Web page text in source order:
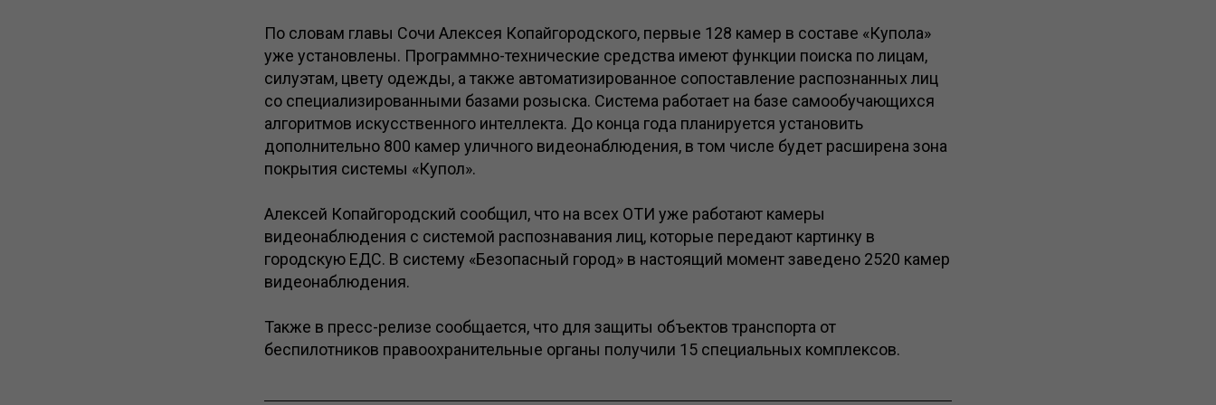
По словам главы Сочи Алексея Копайгородского, первые 128 камер в составе «Купола»
уже установлены. Программно-технические средства имеют функции поиска по лицам,
силуэтам, цвету одежды, а также автоматизированное сопоставление распознанных лиц
со специализированными базами розыска. Система работает на базе самообучающихся
алгоритмов искусственного интеллекта. До конца года планируется установить
дополнительно 800 камер уличного видеонаблюдения, в том числе будет расширена зона
покрытия системы «Купол».
Алексей Копайгородский сообщил, что на всех ОТИ уже работают камеры
видеонаблюдения с системой распознавания лиц, которые передают картинку в
городскую ЕДС. В систему «Безопасный город» в настоящий момент заведено 2520 камер
видеонаблюдения.
Также в пресс-релизе сообщается, что для защиты объектов транспорта от
беспилотников правоохранительные органы получили 15 специальных комплексов.